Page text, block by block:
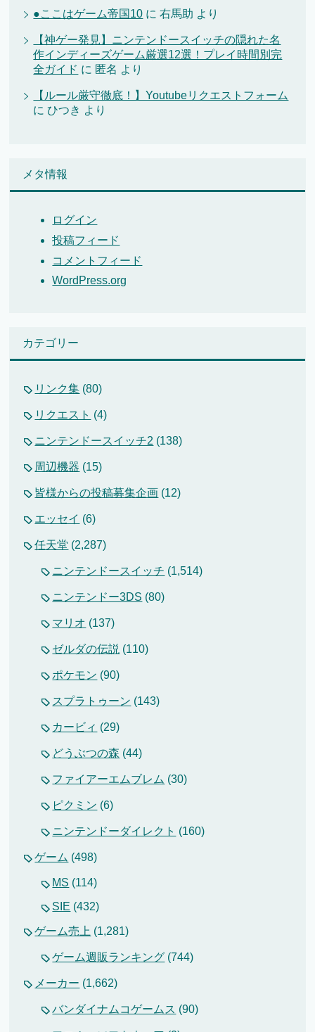
●ここはゲーム帝国10 に右馬助 より
【神ゲー発見】ニンテンドースイッチの隠れた名
作インディーズゲーム厳選12選！プレイ時間別完
全ガイド に 匿名 より
【ルール厳守徹底！】Youtubeリクエストフォーム
にひつき より
メタ情報
ログイン
投稿フィード
コメントフィード
WordPress.org
カテゴリー
リンク集 (80)
リクエスト (4)
ニンテンドースイッチ2 (138)
周辺機器 (15)
皆様からの投稿募集企画 (12)
エッセイ (6)
任天堂 (2,287)
ニンテンドースイッチ (1,514)
ニンテンドー3DS (80)
マリオ (137)
ゼルダの伝説 (110)
ポケモン (90)
スプラトゥーン (143)
カービィ (29)
どうぶつの森 (44)
ファイアーエムブレム (30)
ピクミン (6)
ニンテンドーダイレクト (160)
ゲーム (498)
MS (114)
SIE (432)
ゲーム売上 (1,281)
ゲーム週販ランキング (744)
メーカー (1,662)
バンダイナムコゲームス (90)